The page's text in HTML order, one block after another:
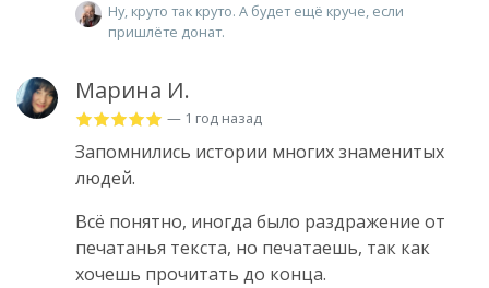
Ну, круто так круто. А будет ещё круче, если
пришлёте донат.
Марина И.
— 1 год назад
Запомнились истории многих знаменитых
людей.
Всё понятно, иногда было раздражение от
печатанья текста, но печатаешь, так как
хочешь прочитать до конца.